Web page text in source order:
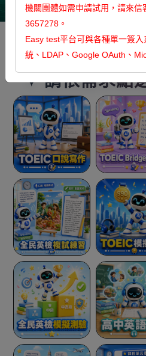
全品項 英文檢定
英文
聽力閱讀
✦ 請依需求點
機關團體如需申請試用，請來信
3657278。
Easy test平台可與各種單一簽
統、LDAP、Google OAuth、